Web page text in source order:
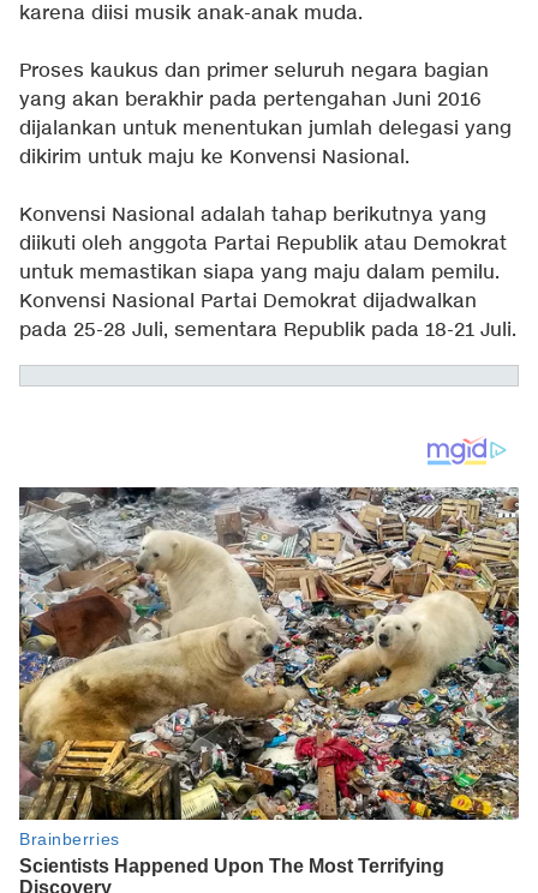
karena diisi musik anak-anak muda.
Proses kaukus dan primer seluruh negara bagian
yang akan berakhir pada pertengahan Juni 2016
dijalankan untuk menentukan jumlah delegasi yang
dikirim untuk maju ke Konvensi Nasional.
Konvensi Nasional adalah tahap berikutnya yang
diikuti oleh anggota Partai Republik atau Demokrat
untuk memastikan siapa yang maju dalam pemilu.
Konvensi Nasional Partai Demokrat dijadwalkan
pada 25-28 Juli, sementara Republik pada 18-21 Juli.